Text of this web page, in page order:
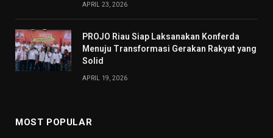
APRIL 23, 2026
PROJO Riau Siap Laksanakan Konferda
Menuju Transformasi Gerakan Rakyat yang
Solid
APRIL 19, 2026
MOST POPULAR